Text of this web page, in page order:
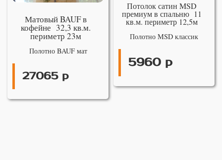
Матовый BAUF в
кофейне 32,3 кв.м.
периметр 23м
Полотно BAUF мат
27065 р
Потолок сатин MSD
премиум в спальню 11
кв.м. периметр 12,5м
Полотно MSD классик
5960 р